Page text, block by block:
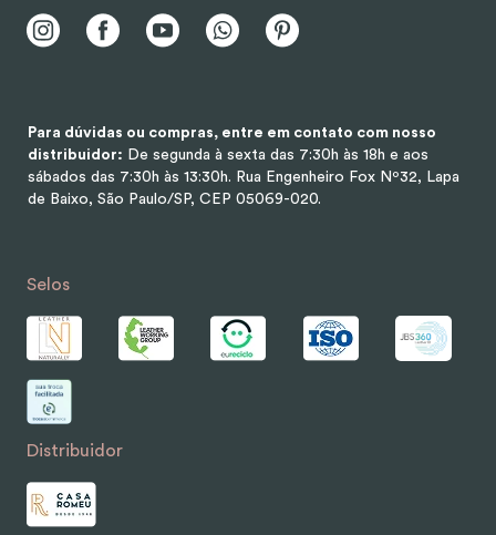
Para dúvidas ou compras, entre em contato com nosso
distribuidor: De segunda à sexta das 7:30h às 18h e aos
sábados das 7:30h às 13:30h. Rua Engenheiro Fox Nº32, Lapa
de Baixo, São Paulo/SP, CEP 05069-020.
Selos
Distribuidor